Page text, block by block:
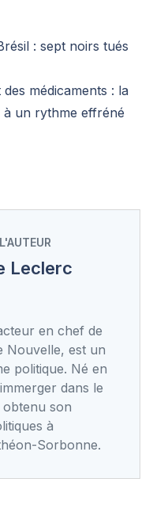
: sept noirs tués
médicaments : la
à un rythme effréné
Leclerc
en chef de
Nouvelle, est un
politique. Né en
dans le
son
à
Sorbonne.